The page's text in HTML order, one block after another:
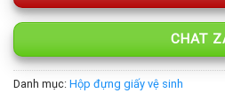
CHAT
Danh mục: Hộp đựng giấy vệ sinh